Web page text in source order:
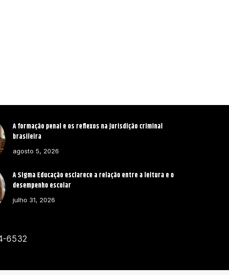
A formação penal e os reflexos na jurisdição criminal
brasileira
agosto 5, 2026
A Sigma Educação esclarece a relação entre a leitura e o
desempenho escolar
julho 31, 2026
6532